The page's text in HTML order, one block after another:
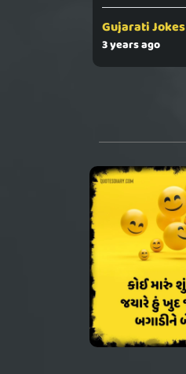
Gujarati Jokes
3 years ago